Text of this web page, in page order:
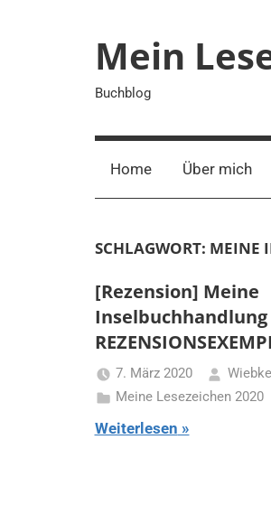
Mein
Buchblog
Home Über mich
SCHLAGWORT: MEINE
[Rezension] Meine
Inselbuchhandlung
7. März 2020
Meine Lesezeichen 2020
Weiterlesen